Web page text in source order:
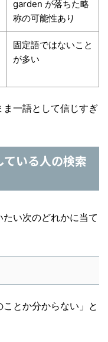
garden が落ちた略
称の可能性あり
固定語ではないこと
が多い
一語として信じすぎ
いる人の検索
い次のどれかに当て
とか分からない」と